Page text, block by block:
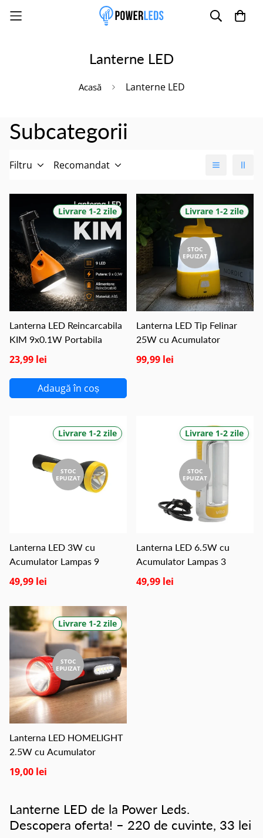
Lanterne LED
Acasă Lanterne LED
Subcategorii
Filtru Recomandat
Livrare 1-2 zile
Lanterna LED Reincarcabila
KIM 9x0.1W Portabila
23,99 lei
Adaugă în coș
Livrare 1-2 zile
STOC
EPUIZAT
Lanterna LED Tip Felinar
25W cu Acumulator
99,99 lei
Livrare 1-2 zile
STOC
EPUIZAT
Lanterna LED 3W cu
Acumulator Lampas 9
49,99 lei
Livrare 1-2 zile
STOC
EPUIZAT
Lanterna LED 6.5W cu
Acumulator Lampas 3
49,99 lei
Livrare 1-2 zile
STOC
EPUIZAT
Lanterna LED HOMELIGHT
2.5W cu Acumulator
19,00 lei
Lanterne LED de la Power Leds.
Descopera oferta! – 220 de cuvinte, 33 lei
Poate mai târziu Activează notificările